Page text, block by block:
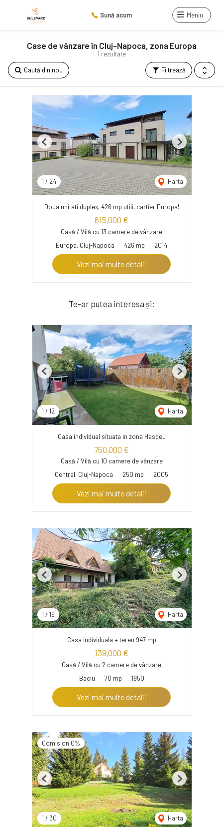
Sună acum Meniu
1 rezultate
Case de vânzare în Cluj-Napoca, zona Europa
Filtrează
Caută din nou
1 / 24 Harta
Previous Next
Doua unitati duplex, 426 mp utili, cartier Europa!
615,000 €
Casă / Vilă cu 13 camere de vânzare
Europa, Cluj-Napoca
426 mp 2014
Vezi mai multe detalii
Te-ar putea interesa și:
1 / 12 Harta
Previous Next
Casa individual situata in zona Hasdeu
750,000 €
Casă / Vilă cu 10 camere de vânzare
Central, Cluj-Napoca
250 mp 2005
Vezi mai multe detalii
1 / 19 Harta
Previous Next
Casa individuala + teren 947 mp
139,000 €
Casă / Vilă cu 2 camere de vânzare
Baciu
70 mp 1950
Vezi mai multe detalii
Comision 0%
1 / 30 Harta
Previous Next